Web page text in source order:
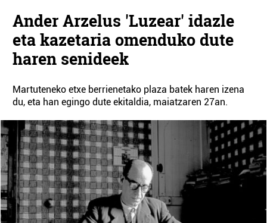
Ander Arzelus 'Luzear' idazle
eta kazetaria omenduko dute
haren senideek
Martuteneko etxe berrienetako plaza batek haren izena
du, eta han egingo dute ekitaldia, maiatzaren 27an.